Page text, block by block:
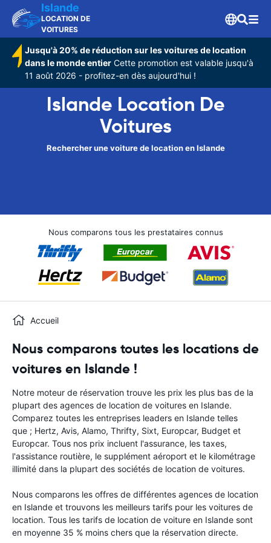
Islande
LOCATION DE
VOITURES
Jusqu'à 20% de réduction sur les voitures de location
dans le monde entier Cette promotion est valable jusqu'à
11 août 2026 - profitez-en dès aujourd'hui !
Islande Location De
Voitures
Rechercher une voiture de location en Islande
Nous comparons tous les prestataires connus
Accueil
Nous comparons toutes les locations de
voitures en Islande !
Notre moteur de réservation trouve les prix les plus bas de la
plupart des agences de location de voitures en Islande.
Comparez toutes les entreprises leaders en Islande telles
que ; Hertz, Avis, Alamo, Thrifty, Sixt, Europcar, Budget et
Europcar. Tous nos prix incluent l'assurance, les taxes,
l'assistance routière, le supplément aéroport et le kilométrage
illimité dans la plupart des sociétés de location de voitures.
Nous comparons les offres de différentes agences de location
en Islande et trouvons les meilleurs tarifs pour les voitures de
location. Tous les tarifs de location de voiture en Islande sont
en moyenne 35 % moins chers que la réservation directe.